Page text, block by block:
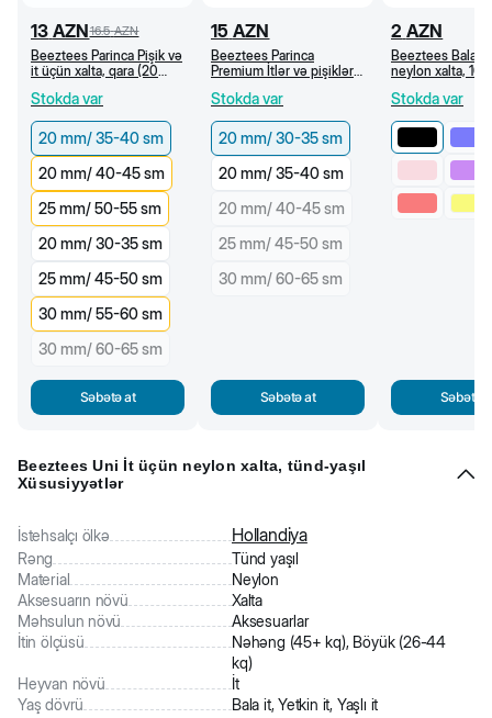
13 AZN16.5 AZN
Beeztees Parinca Pişik və
it üçün xalta, qara (20
Stokda var
20 mm/ 35-40 sm
20 mm/ 40-45 sm
25 mm/ 50-55 sm
20 mm/ 30-35 sm
25 mm/ 45-50 sm
30 mm/ 55-60 sm
30 mm/ 60-65 sm
Səbətə at
15 AZN
Beeztees Parinca
Premium İtlər və pişiklər
mm/30-35 sm)
Stokda var
20 mm/ 30-35 sm
20 mm/ 35-40 sm
20 mm/ 40-45 sm
25 mm/ 45-50 sm
30 mm/ 60-65 sm
Səbətə at
2 AZN
Beeztees Bala it
neylon xalta, 10
Stokda var
Səbətə
Beeztees Uni İt üçün neylon xalta, tünd-yaşıl
Xüsusiyyətlər
İstehsalçı ölkə Hollandiya
Rəng
Tünd yaşıl
Material
Neylon
Aksesuarın növü
Xalta
Məhsulun növü
Aksesuarlar
İtin ölçüsü
Nəhəng (45+ kq), Böyük (26-44
kq)
Heyvan növü
İt
Yaş dövrü
Bala it, Yetkin it, Yaşlı it